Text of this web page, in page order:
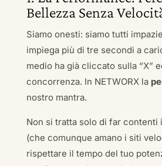
Bellezza Senza
Siamo onesti: siamo tutti
impiega più di tre secondi a
medio ha già cliccato sulla “X”
concorrenza. In NETWORX la
nostro mantra.
Non si tratta solo di far
(che comunque amano i siti
rispettare il tempo del tuo